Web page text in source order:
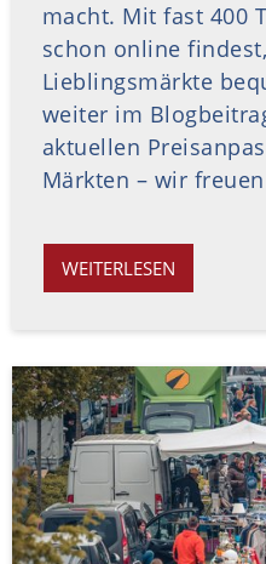
macht. Mit fast 400
schon online
Lieblingsmärkte
weiter im
aktuellen
Märkten – wir
WEITERLESEN